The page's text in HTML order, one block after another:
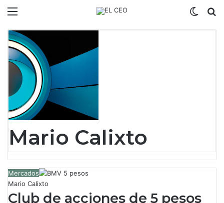
Mario Calixto
Mercados
Mario Calixto
Club de acciones de 5 pesos